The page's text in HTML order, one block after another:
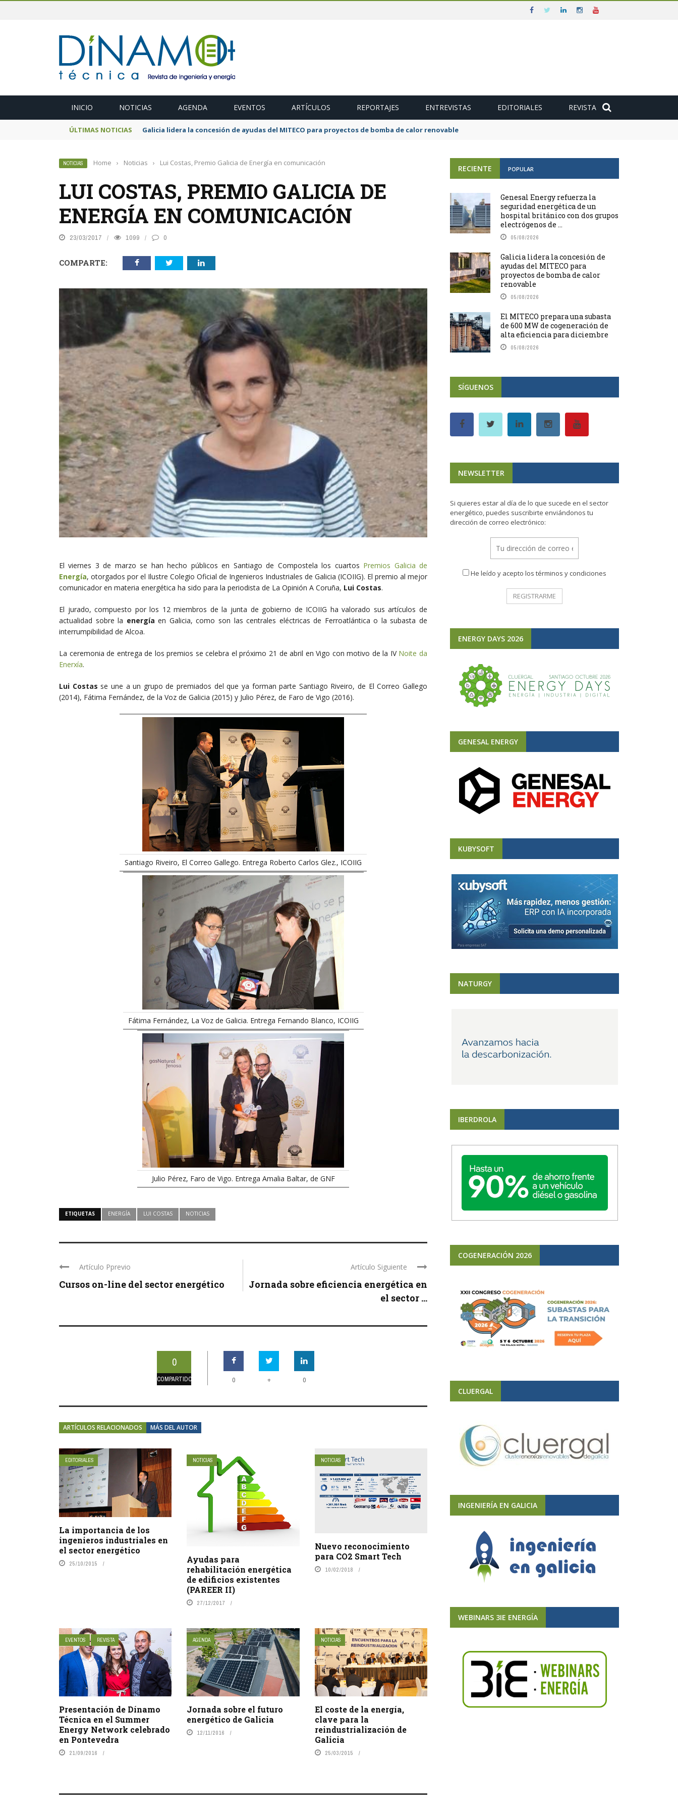
INICIO NOTICIAS AGENDA EVENTOS ARTÍCULOS REPORTAJES ENTREVISTAS EDITORIALES REVISTA
ÚLTIMAS NOTICIAS El MITECO prepara una subasta de 600 MW de cogeneración de alta eficiencia para diciembre
NOTICIAS Home › Noticias › Lui Costas, Premio Galicia de Energía en comunicación
LUI COSTAS, PREMIO GALICIA DE
ENERGÍA EN COMUNICACIÓN
23/03/2017 1099 0
COMPARTE:
El viernes 3 de marzo se han hecho públicos en Santiago de Compostela los cuartos Premios Galicia de
Energía, otorgados por el Ilustre Colegio Oficial de Ingenieros Industriales de Galicia (ICOIIG). El premio al mejor
comunicador en materia energética ha sido para la periodista de La Opinión A Coruña, Lui Costas.
El jurado, compuesto por los 12 miembros de la junta de gobierno de ICOIIG ha valorado sus artículos de
actualidad sobre la energíaen Galicia, como son las centrales eléctricas de Ferroatlántica o la subasta de
interrumpibilidad de Alcoa.
La ceremonia de entrega de los premios se celebra el próximo 21 de abril en Vigo con motivo de la IV Noite da
Enerxía.
Lui Costas se une a un grupo de premiados del que ya forman parte Santiago Riveiro, de El Correo Gallego
(2014), Fátima Fernández, de la Voz de Galicia (2015) y Julio Pérez, de Faro de Vigo (2016).
Santiago Riveiro, El Correo Gallego. Entrega Roberto Carlos Glez., ICOIIG
Fátima Fernández, La Voz de Galicia. Entrega Fernando Blanco, ICOIIG
Julio Pérez, Faro de Vigo. Entrega Amalia Baltar, de GNF
ETIQUETAS ENERGÍA LUI COSTAS NOTICIAS
Artículo Pprevio
Cursos on-line del sector energético
Artículo Siguiente
Jornada sobre eficiencia energética en
el sector ...
0
COMPARTIDOS 0 + 0
ARTÍCULOS RELACIONADOS MÁS DEL AUTOR
EDITORIALES
La importancia de los
ingenieros industriales en
el sector energético
25/10/2015
NOTICIAS
Ayudas para
rehabilitación energética
de edificios existentes
(PAREER II)
27/12/2017
NOTICIAS
Nuevo reconocimiento
para CO2 Smart Tech
10/02/2018
EVENTOS REVISTA
Presentación de Dínamo
Técnica en el Summer
Energy Network celebrado
en Pontevedra
21/09/2016
AGENDA
Jornada sobre el futuro
energético de Galicia
12/11/2016
NOTICIAS
El coste de la energía,
clave para la
reindustrialización de
Galicia
25/03/2015
RECIENTE POPULAR
Genesal Energy refuerza la
seguridad energética de un
hospital británico con dos grupos
electrógenos de ...
05/08/2026
Galicia lidera la concesión de
ayudas del MITECO para
proyectos de bomba de calor
renovable
05/08/2026
El MITECO prepara una subasta
de 600 MW de cogeneración de
alta eficiencia para diciembre
05/08/2026
SÍGUENOS
NEWSLETTER
Si quieres estar al día de lo que sucede en el sector
energético, puedes suscribirte enviándonos tu
dirección de correo electrónico:
He leído y acepto los términos y condiciones
ENERGY DAYS 2026
GENESAL ENERGY
KUBYSOFT
NATURGY
IBERDROLA
COGENERACIÓN 2026
CLUERGAL
INGENIERÍA EN GALICIA
WEBINARS 3IE ENERGÍA